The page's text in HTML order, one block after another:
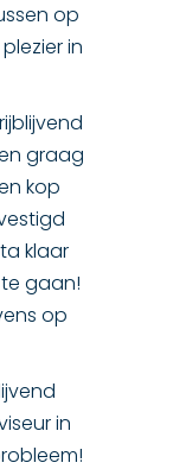
op
in
graag
kop
klaar
gaan!
op
in